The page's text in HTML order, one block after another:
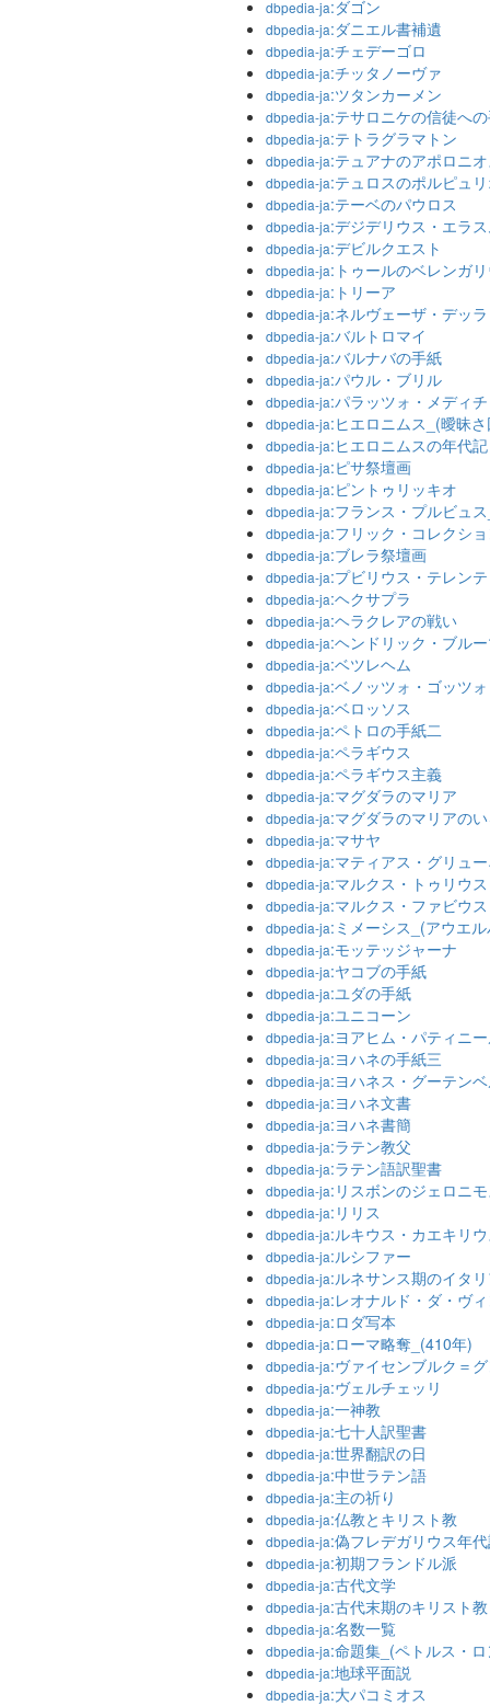
dbpedia-ja:ダゴン
dbpedia-ja:ダニエル書補遺
dbpedia-ja:チェデーゴロ
dbpedia-ja:チッタノーヴァ
dbpedia-ja:ツタンカーメン
dbpedia-ja:テサロニケの信徒へ
dbpedia-ja:テトラグラマトン
dbpedia-ja:テュアナのアポロニ
dbpedia-ja:テュロスのポルピュ
dbpedia-ja:テーベのパウロス
dbpedia-ja:デジデリウス・エラ
dbpedia-ja:デビルクエスト
dbpedia-ja:トゥールのベレンガ
dbpedia-ja:トリーア
dbpedia-ja:ネルヴェーザ・デッ
dbpedia-ja:バルトロマイ
dbpedia-ja:バルナバの手紙
dbpedia-ja:パウル・ブリル
dbpedia-ja:パラッツォ・メディ
dbpedia-ja:ヒエロニムス_(曖昧
dbpedia-ja:ヒエロニムスの年代記
dbpedia-ja:ピサ祭壇画
dbpedia-ja:ピントゥリッキオ
dbpedia-ja:フランス・プルビュ
dbpedia-ja:フリック・コレクシ
dbpedia-ja:ブレラ祭壇画
dbpedia-ja:プビリウス・テレン
dbpedia-ja:ヘクサプラ
dbpedia-ja:ヘラクレアの戦い
dbpedia-ja:ヘンドリック・ブル
dbpedia-ja:ベツレヘム
dbpedia-ja:ベノッツォ・ゴッツ
dbpedia-ja:ベロッソス
dbpedia-ja:ペトロの手紙二
dbpedia-ja:ペラギウス
dbpedia-ja:ペラギウス主義
dbpedia-ja:マグダラのマリア
dbpedia-ja:マグダラのマリアの
dbpedia-ja:マサヤ
dbpedia-ja:マティアス・グリュ
dbpedia-ja:マルクス・トゥリウ
dbpedia-ja:マルクス・ファビウ
dbpedia-ja:ミメーシス_(アウエ
dbpedia-ja:モッテッジャーナ
dbpedia-ja:ヤコブの手紙
dbpedia-ja:ユダの手紙
dbpedia-ja:ユニコーン
dbpedia-ja:ヨアヒム・パティニ
dbpedia-ja:ヨハネの手紙三
dbpedia-ja:ヨハネス・グーテン
dbpedia-ja:ヨハネ文書
dbpedia-ja:ヨハネ書簡
dbpedia-ja:ラテン教父
dbpedia-ja:ラテン語訳聖書
dbpedia-ja:リスボンのジェロニ
dbpedia-ja:リリス
dbpedia-ja:ルキウス・カエキリ
dbpedia-ja:ルシファー
dbpedia-ja:ルネサンス期のイタ
dbpedia-ja:レオナルド・ダ・ヴ
dbpedia-ja:ロダ写本
dbpedia-ja:ローマ略奪_(410年)
dbpedia-ja:ヴァイセンブルク＝
dbpedia-ja:ヴェルチェッリ
dbpedia-ja:一神教
dbpedia-ja:七十人訳聖書
dbpedia-ja:世界翻訳の日
dbpedia-ja:中世ラテン語
dbpedia-ja:主の祈り
dbpedia-ja:仏教とキリスト教
dbpedia-ja:偽フレデガリウス年
dbpedia-ja:初期フランドル派
dbpedia-ja:古代文学
dbpedia-ja:古代末期のキリスト教
dbpedia-ja:名数一覧
dbpedia-ja:命題集_(ペトルス・
dbpedia-ja:地球平面説
dbpedia-ja:大パコミオス